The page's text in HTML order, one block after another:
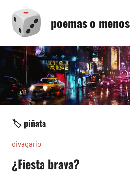
contenido
poemas o menos
🏷️ piñata
divagario
¿Fiesta brava?